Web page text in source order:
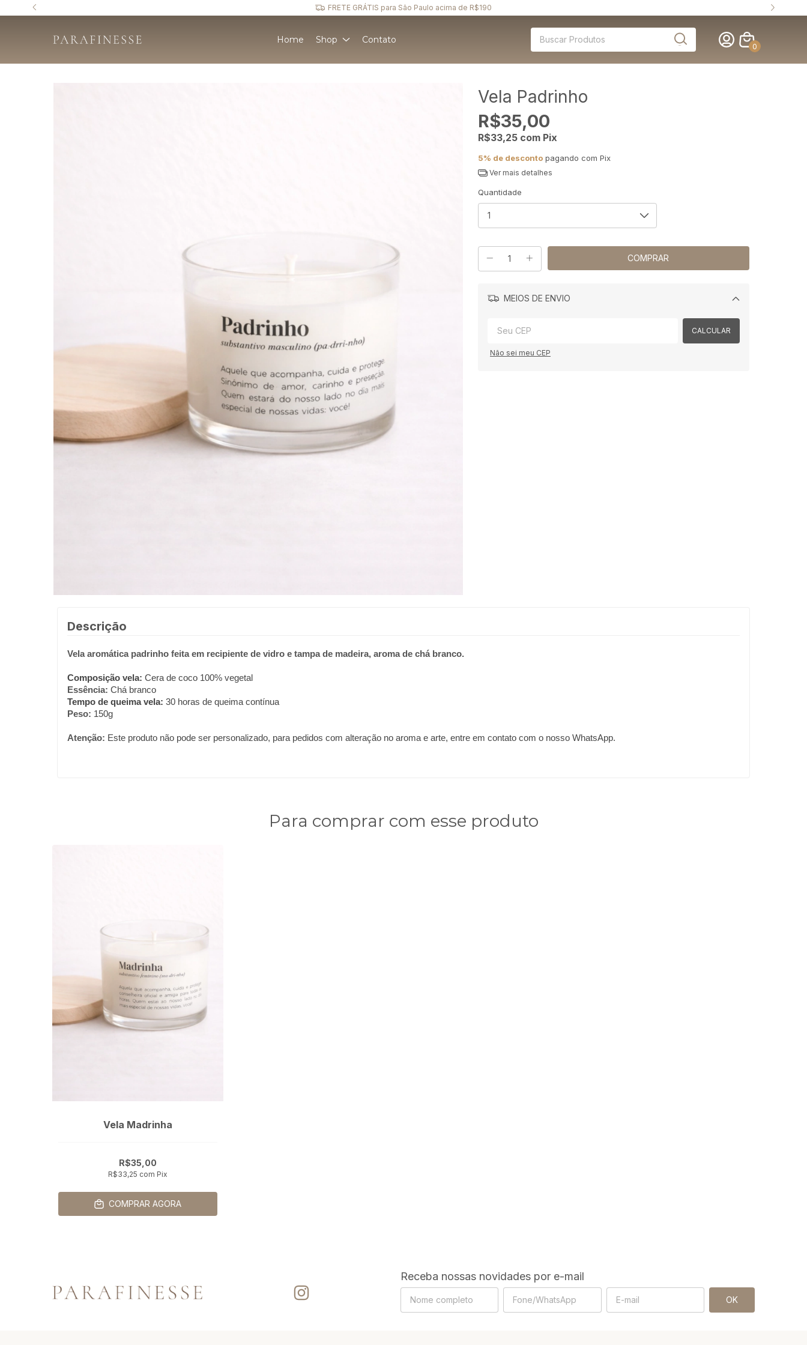
FRETE GRÁTIS para São Paulo acima de R$190
Home Shop Contato
0
Vela Padrinho
R$35,00
R$33,25 com Pix
5% de desconto pagando com Pix
Ver mais detalhes
Quantidade
MEIOS DE ENVIO
Alterar CEP
CALCULAR
Não sei meu CEP
Descrição
Vela aromática padrinho feita em recipiente de vidro e tampa de madeira, aroma de chá branco.
Composição vela: Cera de coco 100% vegetal
Essência: Chá branco
Tempo de queima vela: 30 horas de queima contínua
Peso: 150g
Atenção: Este produto não pode ser personalizado, para pedidos com alteração no aroma e arte, entre em contato com o nosso WhatsApp.
Para comprar com esse produto
Vela Madrinha
R$35,00
R$33,25 com Pix
COMPRAR AGORA
Receba nossas novidades por e-mail